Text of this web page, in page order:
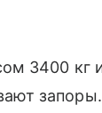
3400 кг